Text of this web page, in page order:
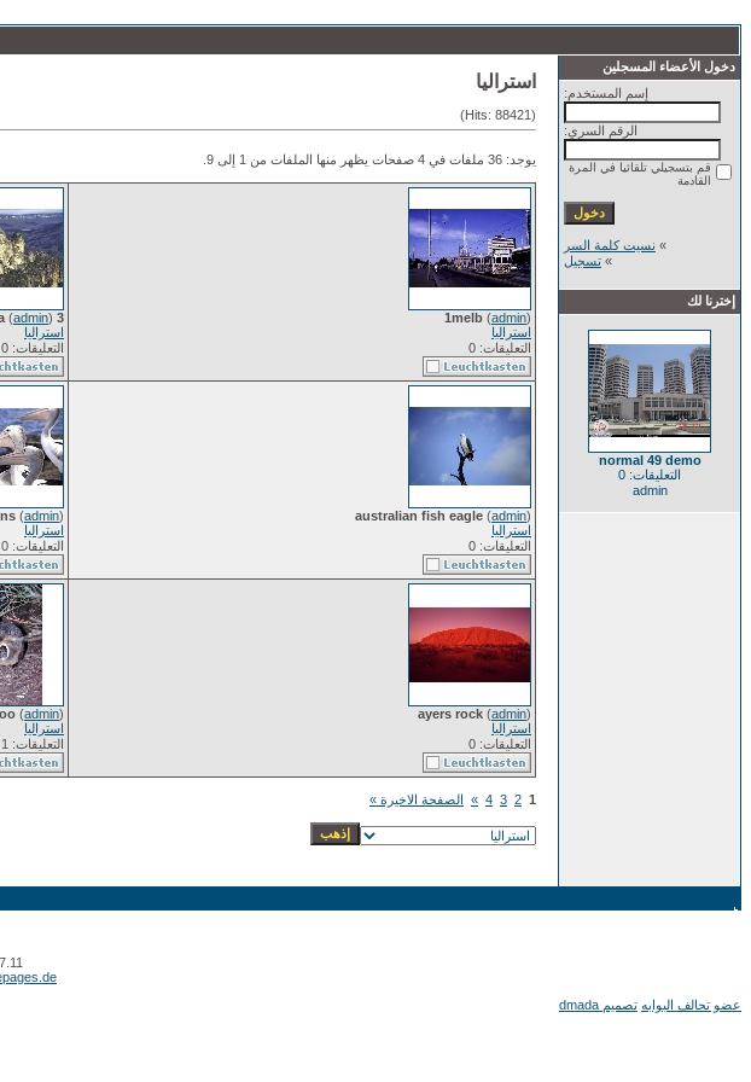
دخول الأعضاء المسجلين
إسم المستخدم:
الرقم السري:
قم بتسجيلي تلقائيا في المرة
القادمة
» نسيت كلمة السر
» تسجيل
إخترنا لك
normal 49 demo
التعليقات: 0
admin
استراليا
(Hits: 88421)
يوجد: 36 ملفات في 4 صفحات يظهر منها الملفات من 1 إلى 9.
1melb (admin)
استراليا
التعليقات: 0
3 sisters australia
(admin)
استراليا
التعليقات: 0
australian fish eagle (admin)
استراليا
التعليقات: 0
(admin)
استراليا
التعليقات: 0
ayers rock (admin)
استراليا
التعليقات: 0
(admin)
استراليا
التعليقات: 1
1
2
3
4
» الصفحة الاخيرة »
عضو تحالف البوابه تصميم dmada